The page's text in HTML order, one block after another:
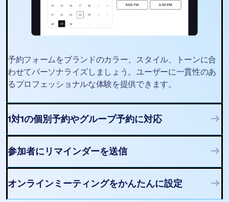
予約フォームをブランドのカラー、スタイル、トーンに合
わせてパーソナライズしましょう。ユーザーに一貫性のあ
るプロフェッショナルな体験を提供できます。
1対1の個別予約やグループ予約に対応
参加者にリマインダーを送信
オンラインミーティングをかんたんに設定